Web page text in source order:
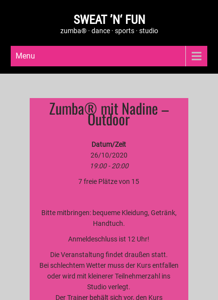
SWEAT ’N‘ FUN
zumba® · dance · sports · studio
Menu
Zumba® mit Nadine –
Outdoor
Datum/Zeit
26/10/2020
19:00 - 20:00
7 freie Plätze von 15
Bitte mitbringen: bequeme Kleidung, Getränk,
Handtuch.
Anmeldeschluss ist 12 Uhr!
Die Veranstaltung findet draußen statt.
Bei schlechtem Wetter muss der Kurs entfallen
oder wird mit kleinerer Teilnehmerzahl ins
Studio verlegt.
Der Trainer behält sich vor, den Kurs